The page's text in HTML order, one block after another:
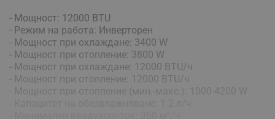
- Мощност: 12000 BTU
- Режим на работа: Инверторен
- Мощност при охлаждане: 3400 W
- Мощност при отопление: 3800 W
- Мощност при охлаждане: 12000 BTU/ч
- Мощност при отопление: 12000 BTU/ч